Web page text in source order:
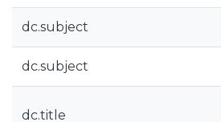
dc.subject
dc.subject
dc.title